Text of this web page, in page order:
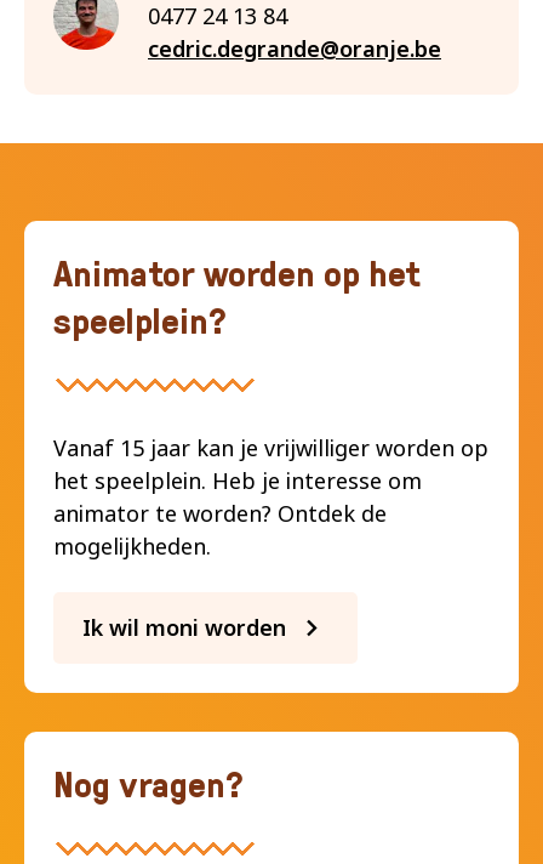
0477 24 13 84
cedric.degrande@oranje.be
Animator worden op het
speelplein?
​Vanaf 15 jaar kan je vrijwilliger worden op
het speelplein. Heb je interesse om
animator te worden? Ontdek de
mogelijkheden.
Ik wil moni worden
Nog vragen?